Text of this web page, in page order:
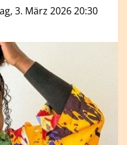
3. März 2026 20:30